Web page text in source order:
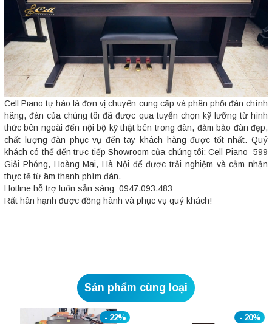
Cell Piano tự hào là đơn vị chuyên cung cấp và phân phối đàn chính
hãng, đàn của chúng tôi đã được qua tuyển chọn kỹ lưỡng từ hình
thức bên ngoài đến nội bộ kỹ thật bên trong đàn, đảm bảo đàn đẹp,
chất lượng đàn phục vụ đến tay khách hàng được tốt nhất. Quý
khách có thể đến trực tiếp Showroom của chúng tôi: Cell Piano- 599
Giải Phóng, Hoàng Mai, Hà Nội để được trải nghiệm và cảm nhận
thực tế từ âm thanh phím đàn.
Hotline hỗ trợ luôn sẵn sàng: 0947.093.483
Rất hân hạnh được đồng hành và phục vụ quý khách!
Sản phẩm cùng loại
- 22% - 20%